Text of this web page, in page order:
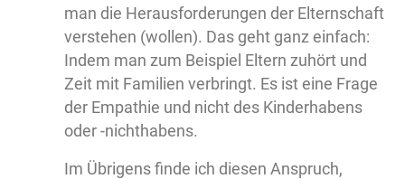
man die Herausforderungen der Elternschaft
verstehen (wollen). Das geht ganz einfach:
Indem man zum Beispiel Eltern zuhört und
Zeit mit Familien verbringt. Es ist eine Frage
der Empathie und nicht des Kinderhabens
oder -nichthabens.
Im Übrigens finde ich diesen Anspruch,